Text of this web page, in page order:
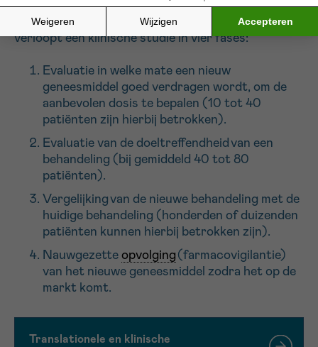
neveneffecten heeft en maken ze de vergelijking
met de huidige behandelingen. Samengevat
verloopt een klinische studie in vier fases:
Evaluatie in welke mate een nieuw
geneesmiddel goed verdragen wordt, om de
aanbevolen dosis te bepalen (10 tot 40
patiënten zijn hierbij betrokken).
Evaluatie van de doeltreffendheid van een
behandeling (bij gemiddeld 40 tot 80
patiënten).
Vergelijkingvan de nieuwe behandeling met de
huidige behandeling (honderden of duizenden
patiënten kunnen hierbij betrokken zijn).
Nauwgezette opvolging (farmacovigilantie)
van het nieuwe geneesmiddel zodra het op de
markt komt.
Translationele en klinische